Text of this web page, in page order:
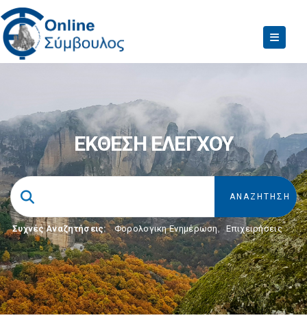
ΕΚΘΕΣΗ ΕΛΕΓΧΟΥ
Συχνές Αναζητήσεις: Φορολογικη Ενημέρωση, Επιχειρήσεις